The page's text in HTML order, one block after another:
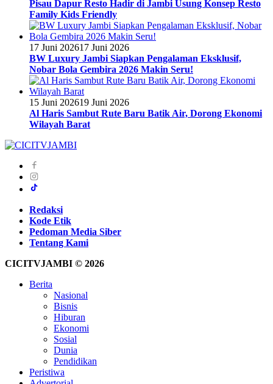
Pisau Dapur Resto Hadir di Jambi Usung Konsep Resto
Family Kids Friendly
17 Juni 202617 Juni 2026
BW Luxury Jambi Siapkan Pengalaman Eksklusif,
Nobar Bola Gembira 2026 Makin Seru!
15 Juni 202619 Juni 2026
Al Haris Sambut Rute Baru Batik Air, Dorong Ekonomi
Wilayah Barat
Redaksi
Kode Etik
Pedoman Media Siber
Tentang Kami
CICITVJAMBI © 2026
Berita
Nasional
Bisnis
Hiburan
Ekonomi
Sosial
Dunia
Pendidikan
Peristiwa